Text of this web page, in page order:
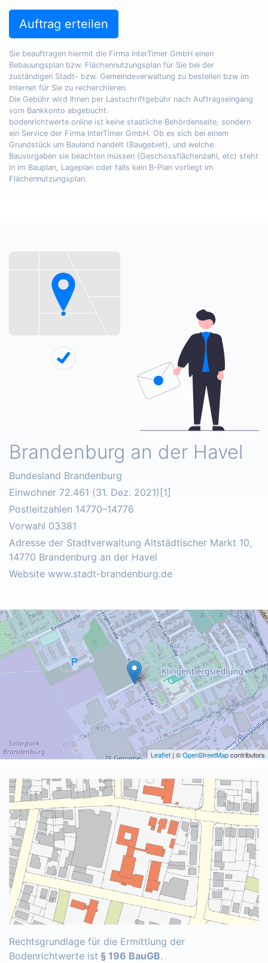
Auftrag erteilen
Sie beauftragen hiermit die Firma InterTimer GmbH einen
Bebauungsplan bzw. Flächennutzungsplan für Sie bei der
zuständigen Stadt- bzw. Gemeindeverwaltung zu bestellen bzw im
Internet für Sie zu recherchieren.
Die Gebühr wird Ihnen per Lastschriftgebühr nach Auftragseingang
vom Bankkonto abgebucht.
bodenrichtwerte.online ist keine staatliche Behördenseite, sondern
ein Service der Firma InterTimer GmbH. Ob es sich bei einem
Grundstück um Bauland handelt (Baugebiet), und welche
Bauvorgaben sie beachten müssen (Geschossflächenzahl, etc) steht
in im Bauplan, Lageplan oder falls kein B-Plan vorliegt im
Flächennutzungsplan.
Brandenburg an der Havel
Bundesland Brandenburg
Einwohner 72.461 (31. Dez. 2021)[1]
Postleitzahlen 14770–14776
Vorwahl 03381
Adresse der Stadtverwaltung Altstädtischer Markt 10,
14770 Brandenburg an der Havel
Website www.stadt-brandenburg.de
Leaflet | ©OpenStreetMapcontributors
Rechtsgrundlage für die Ermittlung der
Bodenrichtwerte ist § 196 BauGB.